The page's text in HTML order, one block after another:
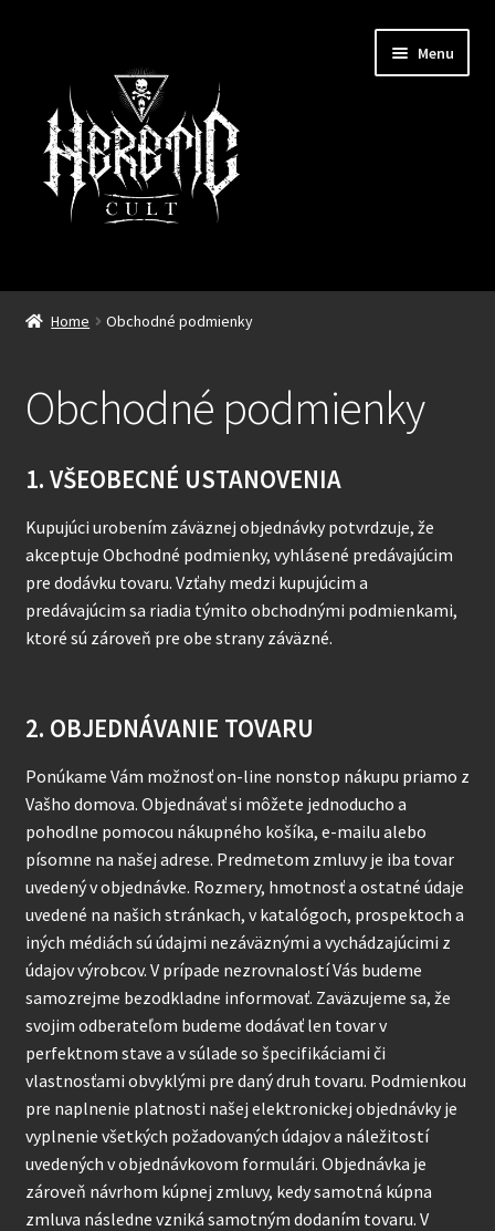
navigáciu
obsah
Menu
Novinky
Dámske
Home Obchodné podmienky
Obchodné podmienky
1. VŠEOBECNÉ USTANOVENIA
Kupujúci urobením záväznej objednávky potvrdzuje, že
akceptuje Obchodné podmienky, vyhlásené predávajúcim
pre dodávku tovaru. Vzťahy medzi kupujúcim a
predávajúcim sa riadia týmito obchodnými podmienkami,
ktoré sú zároveň pre obe strany záväzné.
2. OBJEDNÁVANIE TOVARU
Ponúkame Vám možnosť on-line nonstop nákupu priamo z
Vašho domova. Objednávať si môžete jednoducho a
pohodlne pomocou nákupného košíka, e-mailu alebo
písomne na našej adrese. Predmetom zmluvy je iba tovar
uvedený v objednávke. Rozmery, hmotnosť a ostatné údaje
uvedené na našich stránkach, v katalógoch, prospektoch a
iných médiách sú údajmi nezáväznými a vychádzajúcimi z
údajov výrobcov. V prípade nezrovnalostí Vás budeme
samozrejme bezodkladne informovať. Zaväzujeme sa, že
svojim odberateľom budeme dodávať len tovar v
perfektnom stave a v súlade so špecifikáciami či
vlastnosťami obvyklými pre daný druh tovaru. Podmienkou
pre naplnenie platnosti našej elektronickej objednávky je
vyplnenie všetkých požadovaných údajov a náležitostí
uvedených v objednávkovom formulári. Objednávka je
zároveň návrhom kúpnej zmluvy, kedy samotná kúpna
zmluva následne vzniká samotným dodaním tovaru. V